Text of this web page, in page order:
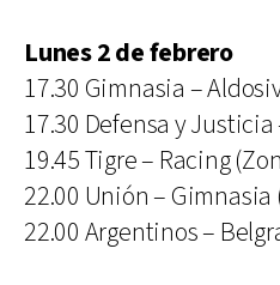
Lunes 2 de febrero
17.30 Gimnasia –
17.30 Defensa y
19.45 Tigre – Racing
22.00 Unión – Gimnasia
22.00 Argentinos –